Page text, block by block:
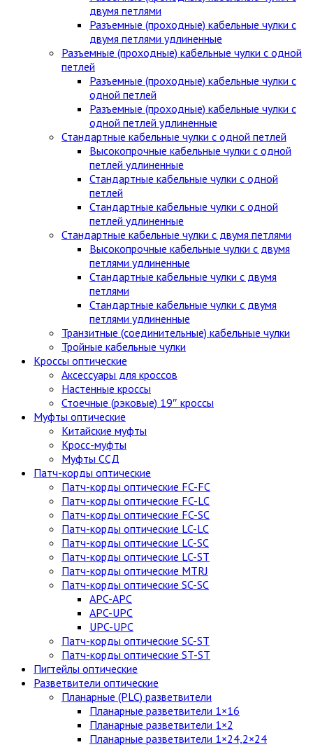
двумя петлями
Разъемные (проходные) кабельные чулки с
двумя петлями удлиненные
Разъемные (проходные) кабельные чулки с одной
петлей
Разъемные (проходные) кабельные чулки с
одной петлей
Разъемные (проходные) кабельные чулки с
одной петлей удлиненные
Стандартные кабельные чулки c одной петлей
Высокопрочные кабельные чулки с одной
петлей удлиненные
Стандартные кабельные чулки с одной
петлей
Стандартные кабельные чулки с одной
петлей удлиненные
Стандартные кабельные чулки с двумя петлями
Высокопрочные кабельные чулки с двумя
петлями удлиненные
Стандартные кабельные чулки с двумя
петлями
Стандартные кабельные чулки с двумя
петлями удлиненные
Транзитные (соединительные) кабельные чулки
Тройные кабельные чулки
Кроссы оптические
Аксессуары для кроссов
Настенные кроссы
Стоечные (рэковые) 19″ кроссы
Муфты оптические
Китайские муфты
Кросс-муфты
Муфты ССД
Патч-корды оптические
Патч-корды оптические FC-FC
Патч-корды оптические FC-LC
Патч-корды оптические FC-SC
Патч-корды оптические LC-LC
Патч-корды оптические LC-SC
Патч-корды оптические LC-ST
Патч-корды оптические MTRJ
Патч-корды оптические SC-SC
APC-APC
APC-UPC
UPC-UPC
Патч-корды оптические SC-ST
Патч-корды оптические ST-ST
Пигтейлы оптические
Разветвители оптические
Планарные (PLC) разветвители
Планарные разветвители 1×16
Планарные разветвители 1×2
Планарные разветвители 1×24,2×24